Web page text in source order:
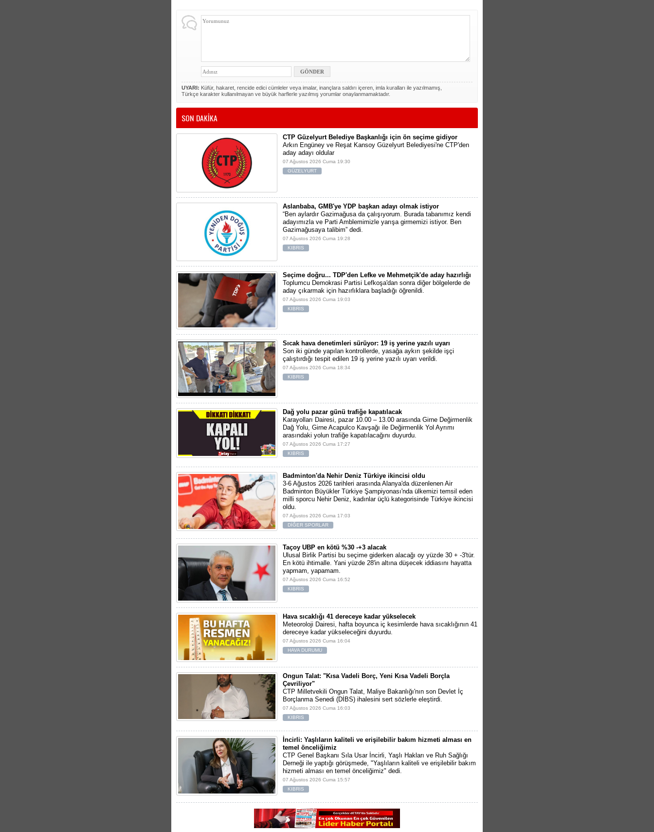
UYARI: Küfür, hakaret, rencide edici cümleler veya imalar, inançlara saldırı içeren, imla kuralları ile yazılmamış,
Türkçe karakter kullanılmayan ve büyük harflerle yazılmış yorumlar onaylanmamaktadır.
SON DAKİKA
CTP Güzelyurt Belediye Başkanlığı için ön seçime gidiyor
Arkın Engüney ve Reşat Kansoy Güzelyurt Belediyesi'ne CTP'den
aday adayı oldular
07 Ağustos 2026 Cuma 19:30
GÜZELYURT
Aslanbaba, GMB'ye YDP başkan adayı olmak istiyor
“Ben aylardır Gazimağusa da çalışıyorum. Burada tabanımız kendi
adayımızla ve Parti Amblemimizle yarışa girmemizi istiyor. Ben
Gazimağusaya talibim” dedi.
07 Ağustos 2026 Cuma 19:28
KIBRIS
Seçime doğru... TDP'den Lefke ve Mehmetçik'de aday hazırlığı
Toplumcu Demokrasi Partisi Lefkoşa'dan sonra diğer bölgelerde de
aday çıkarmak için hazırlıklara başladığı öğrenildi.
07 Ağustos 2026 Cuma 19:03
KIBRIS
Sıcak hava denetimleri sürüyor: 19 iş yerine yazılı uyarı
Son iki günde yapılan kontrollerde, yasağa aykırı şekilde işçi
çalıştırdığı tespit edilen 19 iş yerine yazılı uyarı verildi.
07 Ağustos 2026 Cuma 18:34
KIBRIS
Dağ yolu pazar günü trafiğe kapatılacak
Karayolları Dairesi, pazar 10.00 – 13.00 arasında Girne Değirmenlik
Dağ Yolu, Girne Acapulco Kavşağı ile Değirmenlik Yol Ayrımı
arasındaki yolun trafiğe kapatılacağını duyurdu.
07 Ağustos 2026 Cuma 17:27
KIBRIS
Badminton'da Nehir Deniz Türkiye ikincisi oldu
3-6 Ağustos 2026 tarihleri arasında Alanya'da düzenlenen Air
Badminton Büyükler Türkiye Şampiyonası'nda ülkemizi temsil eden
milli sporcu Nehir Deniz, kadınlar üçlü kategorisinde Türkiye ikincisi
oldu.
07 Ağustos 2026 Cuma 17:03
DİĞER SPORLAR
Taçoy UBP en kötü %30 -+3 alacak
Ulusal Birlik Partisi bu seçime giderken alacağı oy yüzde 30 + -3'tür.
En kötü ihtimalle. Yani yüzde 28'in altına düşecek iddiasını hayatta
yapmam, yapamam.
07 Ağustos 2026 Cuma 16:52
KIBRIS
Hava sıcaklığı 41 dereceye kadar yükselecek
Meteoroloji Dairesi, hafta boyunca iç kesimlerde hava sıcaklığının 41
dereceye kadar yükseleceğini duyurdu.
07 Ağustos 2026 Cuma 16:04
HAVA DURUMU
Ongun Talat: "Kısa Vadeli Borç, Yeni Kısa Vadeli Borçla
Çevriliyor"
CTP Milletvekili Ongun Talat, Maliye Bakanlığı'nın son Devlet İç
Borçlanma Senedi (DİBS) ihalesini sert sözlerle eleştirdi.
07 Ağustos 2026 Cuma 16:03
KIBRIS
İncirli: Yaşlıların kaliteli ve erişilebilir bakım hizmeti alması en
temel önceliğimiz
CTP Genel Başkanı Sıla Usar İncirli, Yaşlı Hakları ve Ruh Sağlığı
Derneği ile yaptığı görüşmede, "Yaşlıların kaliteli ve erişilebilir bakım
hizmeti alması en temel önceliğimiz" dedi.
07 Ağustos 2026 Cuma 15:57
KIBRIS